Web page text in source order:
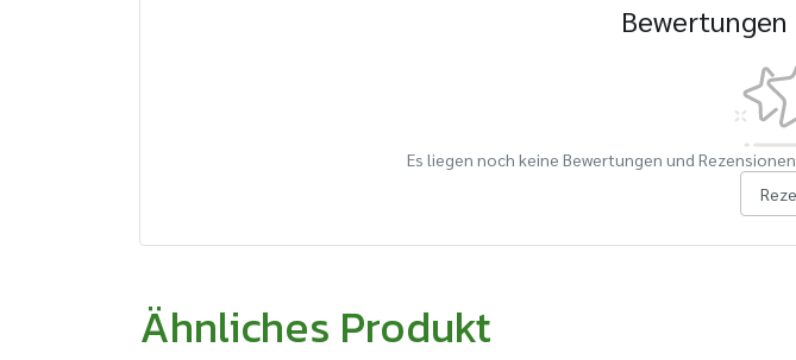
Bewertungen
Es liegen noch keine Bewertungen und
Ähnliches Produkt